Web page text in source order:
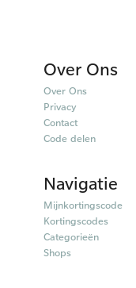
Over Ons
Over Ons
Privacy
Contact
Code delen
Navigatie
Mijnkortingscode
Kortingscodes
Categorieën
Shops